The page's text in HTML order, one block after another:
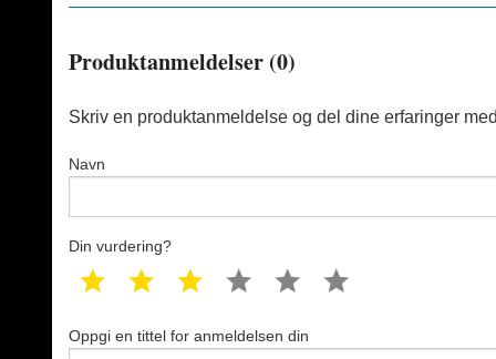
Produktanmeldelser (0)
Skriv en produktanmeldelse og del dine erfaringer
Navn
Din vurdering?
1 star 2 star 3 star 4 star 5 star
Oppgi en tittel for anmeldelsen din